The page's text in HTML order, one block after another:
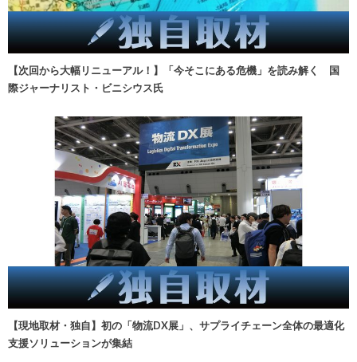
【次回から大幅リニューアル！】「今そこにある危機」を読み解く 国
際ジャーナリスト・ビニシウス氏
【現地取材・独自】初の「物流DX展」、サプライチェーン全体の最適化
支援ソリューションが集結